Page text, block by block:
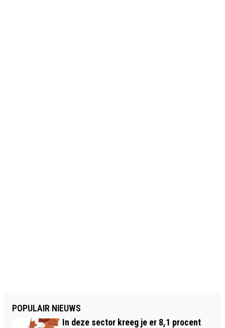
POPULAIR NIEUWS
In deze sector kreeg je er 8,1 procent